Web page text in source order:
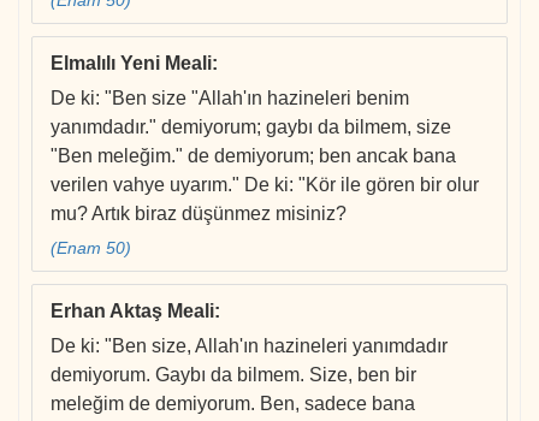
Elmalılı Yeni Meali:
De ki: "Ben size "Allah'ın hazineleri benim
yanımdadır." demiyorum; gaybı da bilmem, size
"Ben meleğim." de demiyorum; ben ancak bana
verilen vahye uyarım." De ki: "Kör ile gören bir olur
mu? Artık biraz düşünmez misiniz?
(Enam 50)
Erhan Aktaş Meali:
De ki: "Ben size, Allah'ın hazineleri yanımdadır
demiyorum. Gaybı da bilmem. Size, ben bir
meleğim de demiyorum. Ben, sadece bana